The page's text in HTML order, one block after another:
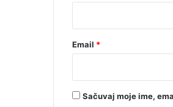
Email *
Sačuvaj moje ime,